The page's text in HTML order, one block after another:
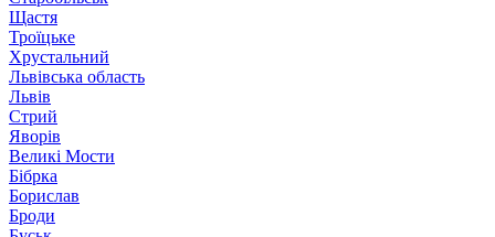
Щастя
Троїцьке
Хрустальний
Львівська область
Львів
Стрий
Яворів
Великі Мости
Бібрка
Борислав
Броди